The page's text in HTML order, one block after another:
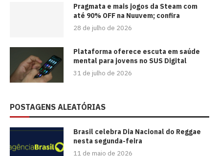
Pragmata e mais jogos da Steam com
até 90% OFF na Nuuvem; confira
28 de julho de 2026
Plataforma oferece escuta em saúde
mental para jovens no SUS Digital
31 de julho de 2026
POSTAGENS ALEATÓRIAS
Brasil celebra Dia Nacional do Reggae
nesta segunda-feira
11 de maio de 2026